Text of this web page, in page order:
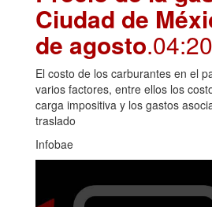
Ciudad de
de agosto.04:20
El costo de los carburantes en el
varios factores, entre ellos los
carga impositiva y los gastos
traslado
Infobae